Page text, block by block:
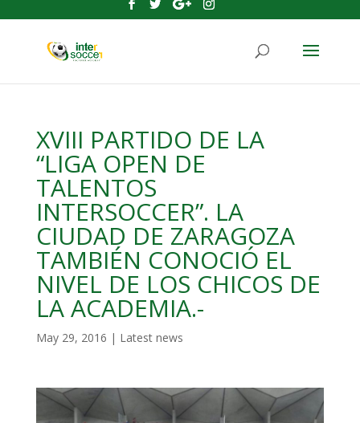
XVIII PARTIDO DE LA
“LIGA OPEN DE
TALENTOS
INTERSOCCER”. LA
CIUDAD DE ZARAGOZA
TAMBIÉN CONOCIÓ EL
NIVEL DE LOS CHICOS DE
LA ACADEMIA.-
May 29, 2016 | Latest news